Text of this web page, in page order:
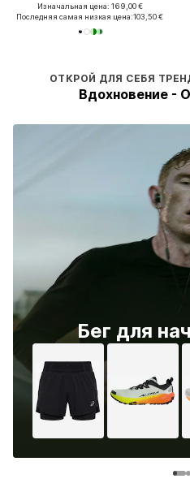
Изначальная цена: 169,00 €
Последняя самая низкая цена:103,50 €
ОТКРОЙ ДЛЯ СЕБЯ
Вдохновение -
Бег для